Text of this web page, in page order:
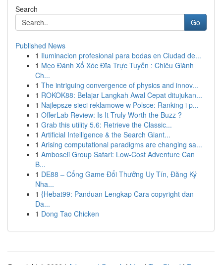
Search
Go
Published News
1 Iluminacion profesional para bodas en Ciudad de...
1 Mẹo Đánh Xổ Xóc Đĩa Trực Tuyến : Chiêu Giành
Ch...
1 The intriguing convergence of physics and innov...
1 ROKOK88: Belajar Langkah Awal Cepat ditujukan...
1 Najlepsze sieci reklamowe w Polsce: Ranking i p...
1 OfferLab Review: Is It Truly Worth the Buzz ?
1 Grab this utility 5.6: Retrieve the Classic...
1 Artificial Intelligence & the Search Giant...
1 Arising computational paradigms are changing sa...
1 Amboseli Group Safari: Low-Cost Adventure Can
B...
1 DE88 – Cổng Game Đổi Thưởng Uy Tín, Đăng Ký
Nha...
1 {Hebat99: Panduan Lengkap Cara copyright dan
Da...
1 Dong Tao Chicken